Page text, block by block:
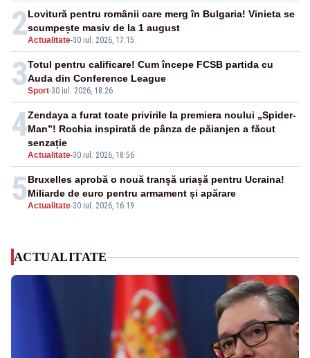
2Actualitate-30 iul. 2026, 17:15
Lovitură pentru românii care merg în Bulgaria! Vinieta se
scumpește masiv de la 1 august
3Sport-30 iul. 2026, 18:26
Totul pentru calificare! Cum începe FCSB partida cu
Auda din Conference League
4
Actualitate-30 iul. 2026, 18:56
Zendaya a furat toate privirile la premiera noului „Spider-
Man”! Rochia inspirată de pânza de păianjen a făcut
senzație
5Actualitate-30 iul. 2026, 16:19
Bruxelles aprobă o nouă tranșă uriașă pentru Ucraina!
Miliarde de euro pentru armament și apărare
ACTUALITATE